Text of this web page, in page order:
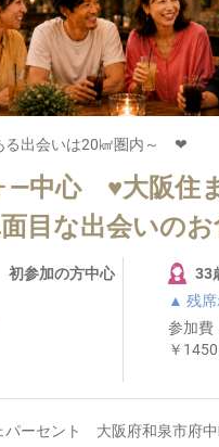
出会いは20㎢圏内～ ❤
―中心 ♥大阪住
目な出会いのお
参加の方中心
33
▲ 残席
参加費
￥
パーセント 大阪府和泉市府